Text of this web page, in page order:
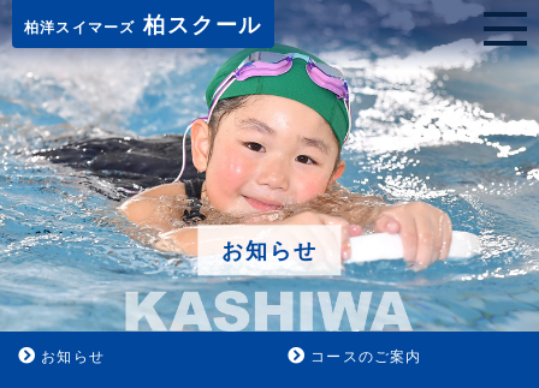
柏洋スイマーズ 柏スクール
お知らせ
お知らせ コースのご案内